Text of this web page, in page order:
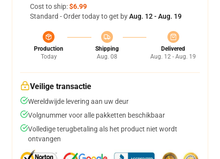
Cost to ship:$6.99
Standard - Order today to get byAug. 12 - Aug. 19
Production
Today
Shipping
Aug. 08
Delivered
Aug. 12 - Aug. 19
Veilige transactie
Wereldwijde levering aan uw deur
Volgnummer voor alle pakketten beschikbaar
Volledige terugbetaling als het product niet wordt
ontvangen